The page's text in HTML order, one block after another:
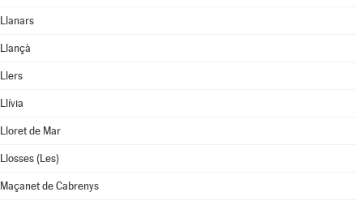
Llanars
Llançà
Llers
Llívia
Lloret de Mar
Llosses (Les)
Maçanet de Cabrenys